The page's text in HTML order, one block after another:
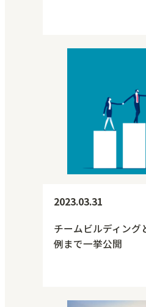
2023.03.31
チームビルディング
例まで一挙公開